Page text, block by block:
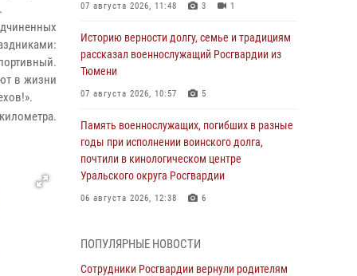
в жизни
07 августа 2026, 11:48 3 1
Историю верности долгу, семье и традициям
рассказал военнослужащий Росгвардии из
Тюмени
07 августа 2026, 10:57 5
Память военнослужащих, погибших в разные
годы при исполнении воинского долга,
почтили в кинологическом центре
Уральского округа Росгвардии
06 августа 2026, 12:38 6
знакомят детей со своей службой и
напоминают о мерах безопасности
ПОПУЛЯРНЫЕ НОВОСТИ
Сотрудники Росгвардии вернули родителям